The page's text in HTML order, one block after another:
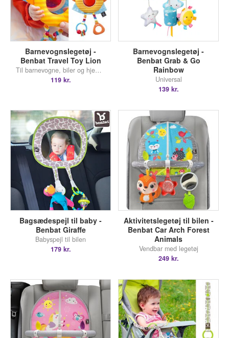
Barnevognslegetøj -
Benbat Travel Toy Lion
Til barnevogne, biler og hjemmebrug
119 kr.
Barnevognslegetøj -
Benbat Grab & Go
Rainbow
Universal
139 kr.
Bagsædespejl til baby -
Benbat Giraffe
Babyspejl til bilen
179 kr.
Aktivitetslegetøj til bilen -
Benbat Car Arch Forest
Animals
Vendbar med legetøj
249 kr.